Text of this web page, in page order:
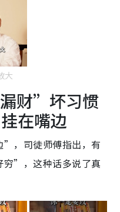
大
财”坏习惯
在嘴边
，司徒师傅指出，有
”，这种话多说了真